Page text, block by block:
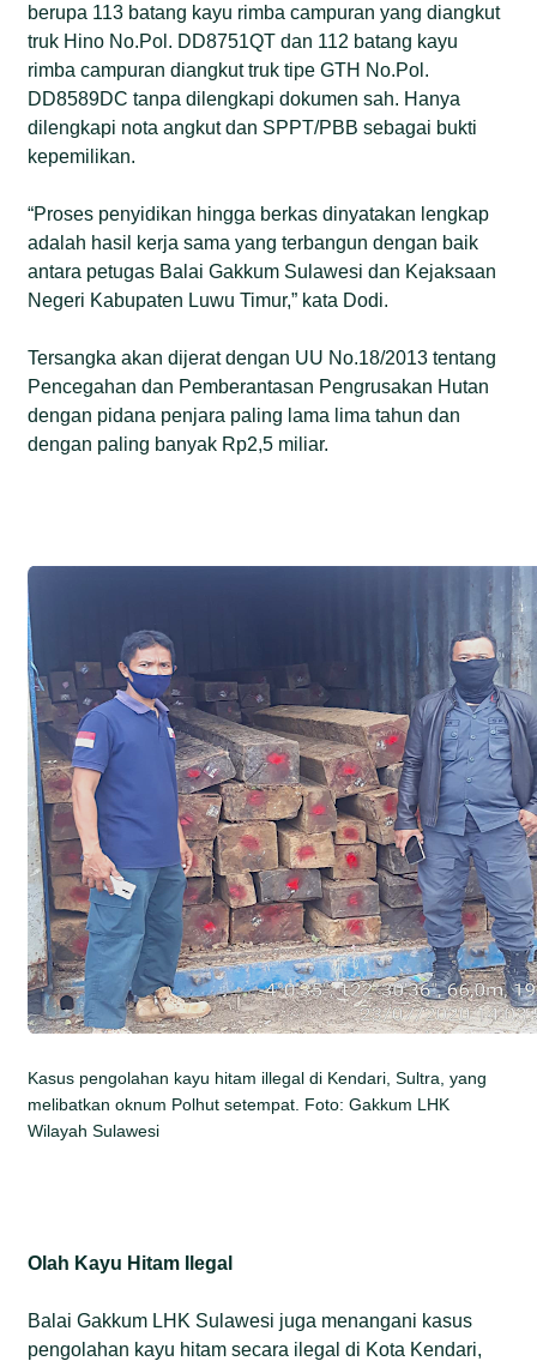
berupa 113 batang kayu rimba campuran yang diangkut
truk Hino No.Pol. DD8751QT dan 112 batang kayu
rimba campuran diangkut truk tipe GTH No.Pol.
DD8589DC tanpa dilengkapi dokumen sah. Hanya
dilengkapi nota angkut dan SPPT/PBB sebagai bukti
kepemilikan.
“Proses penyidikan hingga berkas dinyatakan lengkap
adalah hasil kerja sama yang terbangun dengan baik
antara petugas Balai Gakkum Sulawesi dan Kejaksaan
Negeri Kabupaten Luwu Timur,” kata Dodi.
Tersangka akan dijerat dengan UU No.18/2013 tentang
Pencegahan dan Pemberantasan Pengrusakan Hutan
dengan pidana penjara paling lama lima tahun dan
dengan paling banyak Rp2,5 miliar.
Kasus pengolahan kayu hitam illegal di Kendari, Sultra, yang
melibatkan oknum Polhut setempat. Foto: Gakkum LHK
Wilayah Sulawesi
Olah Kayu Hitam Ilegal
Balai Gakkum LHK Sulawesi juga menangani kasus
pengolahan kayu hitam secara ilegal di Kota Kendari,